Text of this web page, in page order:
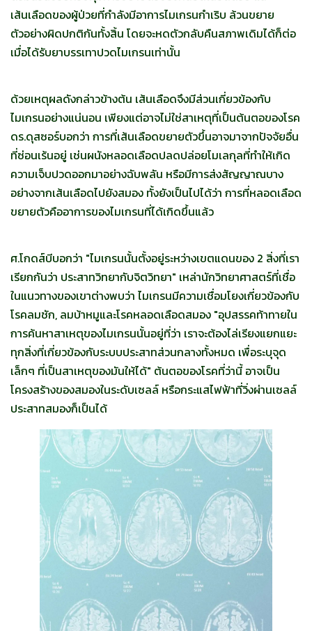
เส้นเลือดของผู้ป่วยที่กำลังมีอาการไมเกรนกำเริบ ล้วนขยาย
ตัวอย่างผิดปกติกันทั้งสิ้น โดยจะหดตัวกลับคืนสภาพเดิมได้ก็ต่อ
เมื่อได้รับยาบรรเทาปวดไมเกรนเท่านั้น
ด้วยเหตุผลดังกล่าวข้างต้น เส้นเลือดจึงมีส่วนเกี่ยวข้องกับ
ไมเกรนอย่างแน่นอน เพียงแต่อาจไม่ใช่สาเหตุที่เป็นต้นตอของโรค
ดร.ดุสซอร์บอกว่า การที่เส้นเลือดขยายตัวขึ้นอาจมาจากปัจจัยอื่น
ที่ซ่อนเร้นอยู่ เช่นผนังหลอดเลือดปลดปล่อยโมเลกุลที่ทำให้เกิด
ความเจ็บปวดออกมาอย่างฉับพลัน หรือมีการส่งสัญญาณบาง
อย่างจากเส้นเลือดไปยังสมอง ทั้งยังเป็นไปได้ว่า การที่หลอดเลือด
ขยายตัวคืออาการของไมเกรนที่ได้เกิดขึ้นแล้ว
ศ.โกดส์บีบอกว่า "ไมเกรนนั้นตั้งอยู่ระหว่างเขตแดนของ 2 สิ่งที่เรา
เรียกกันว่า ประสาทวิทยากับจิตวิทยา" เหล่านักวิทยาศาสตร์ที่เชื่อ
ในแนวทางของเขาต่างพบว่า ไมเกรนมีความเชื่อมโยงเกี่ยวข้องกับ
โรคลมชัก, ลมบ้าหมูและโรคหลอดเลือดสมอง "อุปสรรคท้าทายใน
การค้นหาสาเหตุของไมเกรนนั้นอยู่ที่ว่า เราจะต้องไล่เรียงแยกแยะ
ทุกสิ่งที่เกี่ยวข้องกับระบบประสาทส่วนกลางทั้งหมด เพื่อระบุจุด
เล็กๆ ที่เป็นสาเหตุของมันให้ได้" ต้นตอของโรคที่ว่านี้ อาจเป็น
โครงสร้างของสมองในระดับเซลล์ หรือกระแสไฟฟ้าที่วิ่งผ่านเซลล์
ประสาทสมองก็เป็นได้